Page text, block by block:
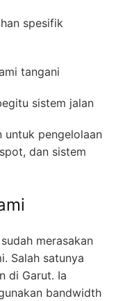
spesifik
tangani
sistem jalan
untuk pengelolaan
dan sistem
merasakan
Salah satunya
di Garut. Ia
bandwidth